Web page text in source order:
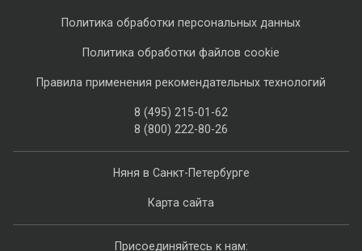
Няня в Санкт-Петербурге
Карта сайта
Политика обработки персональных данных
Политика обработки файлов cookie
Правила применения рекомендательных технологий
8 (495) 215-01-62
8 (800) 222-80-26
Присоединяйтесь к нам: